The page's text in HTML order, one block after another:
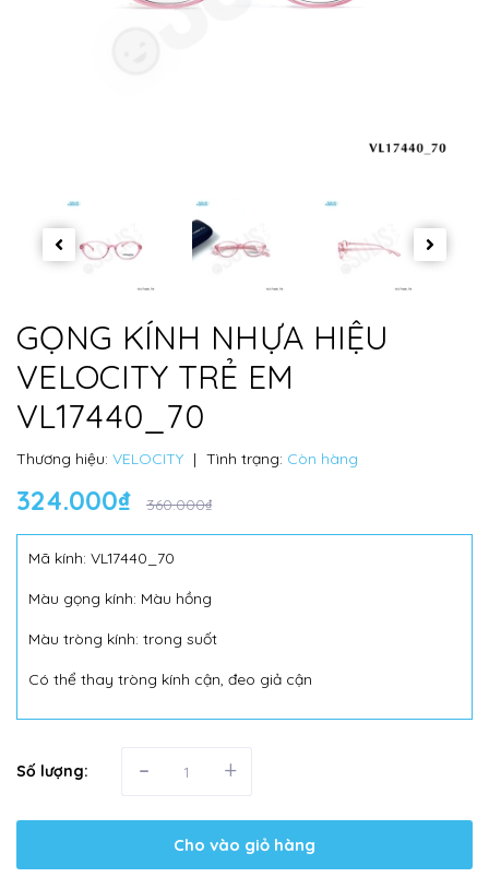
GỌNG KÍNH NHỰA HIỆU
VELOCITY TRẺ EM
VL17440_70
Thương hiệu: VELOCITY | Tình trạng: Còn hàng
324.000₫ 360.000₫
Mã kính: VL17440_70
Màu gọng kính: Màu hồng
Màu tròng kính: trong suốt
Có thể thay tròng kính cận, đeo giả cận
Số lượng: - +
Cho vào giỏ hàng